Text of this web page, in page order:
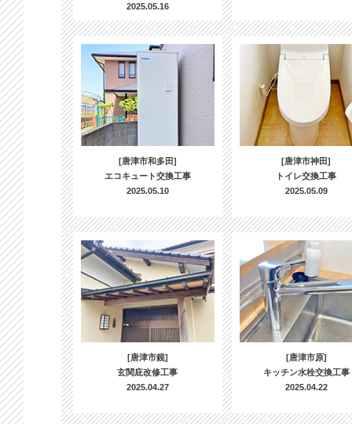
2025.05.16
[唐津市和多田]
エコキュート交換工事
2025.05.10
[唐津市神田]
トイレ交換工事
2025.05.09
[唐津市鏡]
玄関庇改修工事
2025.04.27
[唐津市原]
キッチン水栓交換工事
2025.04.22